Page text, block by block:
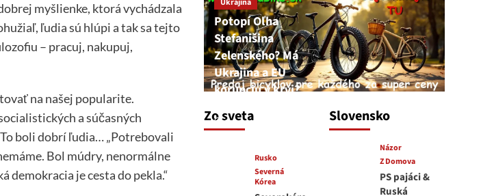
myšlienke, ktorá vychádzala
ľudia sú hlúpi a tak sa tejto
– pracuj, nakupuj,
na našej popularite.
a súčasných
boli dobrí ľudia… „Potrebovali
Bol múdry, nenormálne
demokracia je cesta do pekla.“
Zo sveta
Ukrajina
Potopí Oľha
Stefanišina
Zelenského? Má
Ukrajina a EU
korupciu v krvi?
7. augusta 2026
Rusko
Severná
Kórea
Slovensko
Názor
Z Domova
PS pajáci &
Ruská